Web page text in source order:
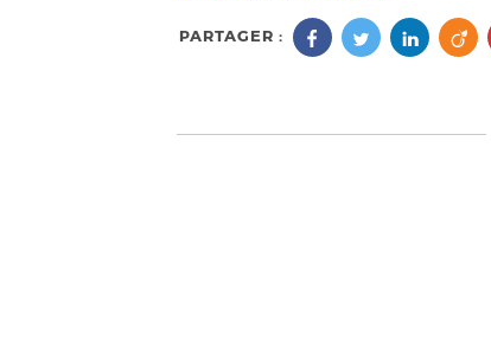
PARTAGER :